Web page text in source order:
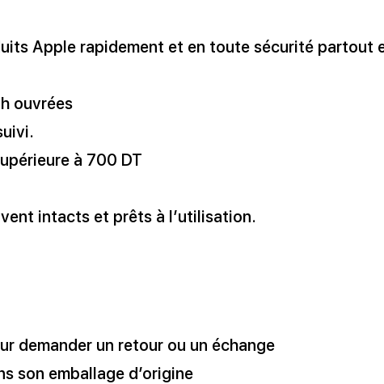
Apple rapidement et en toute sécurité partout
ouvrées
à 700 DT
intacts et prêts à l’utilisation.
demander un retour ou un échange
son emballage d’origine